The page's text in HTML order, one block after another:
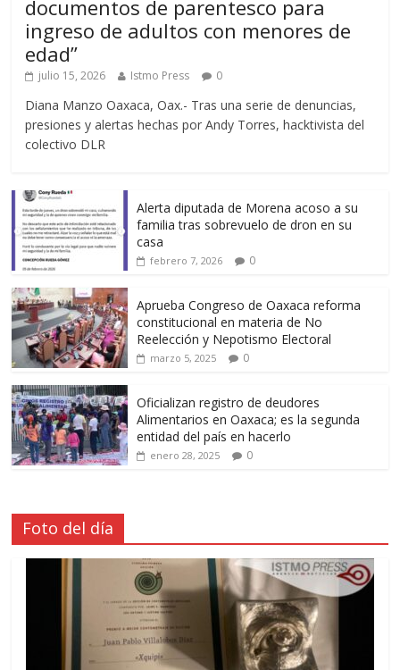
documentos de parentesco para
ingreso de adultos con menores de
edad”
julio 15, 2026 Istmo Press 0
Diana Manzo Oaxaca, Oax.- Tras una serie de denuncias,
presiones y alertas hechas por Andy Torres, hacktivista del
colectivo DLR
Alerta diputada de Morena acoso a su
familia tras sobrevuelo de dron en su
casa
febrero 7, 2026 0
Aprueba Congreso de Oaxaca reforma
constitucional en materia de No
Reelección y Nepotismo Electoral
marzo 5, 2025 0
Oficializan registro de deudores
Alimentarios en Oaxaca; es la segunda
entidad del país en hacerlo
enero 28, 2025 0
Foto del día